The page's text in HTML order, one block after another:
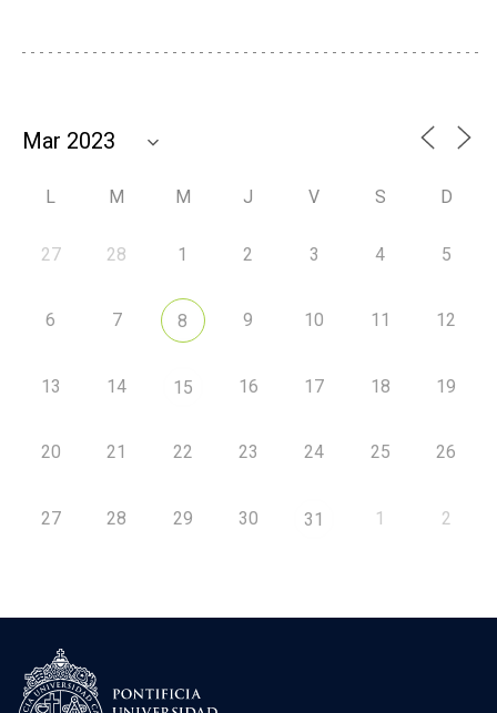
L M M J V S D
27 28 1 2 3 4 5
6 7 8 9 10 11 12
13 14 15 16 17 18 19
20 21 22 23 24 25 26
27 28 29 30 31 1 2